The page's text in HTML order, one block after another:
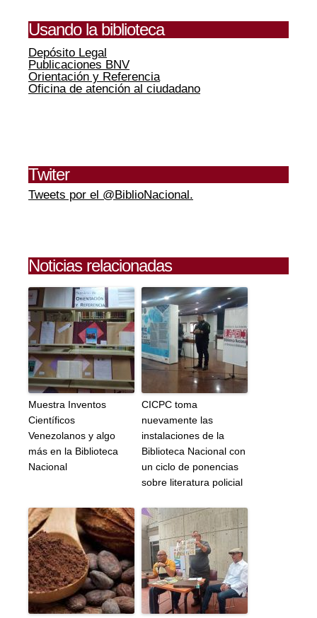
Usando la biblioteca
Depósito Legal
Publicaciones BNV
Orientación y Referencia
Oficina de atención al ciudadano
Twiter
Tweets por el @BiblioNacional.
Noticias relacionadas
Muestra Inventos
Científicos
Venezolanos y algo
más en la Biblioteca
Nacional
CICPC toma
nuevamente las
instalaciones de la
Biblioteca Nacional con
un ciclo de ponencias
sobre literatura policial